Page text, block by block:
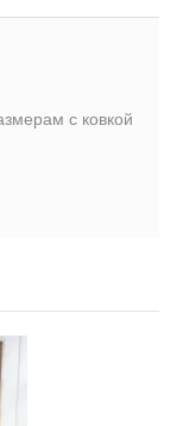
с ковкой